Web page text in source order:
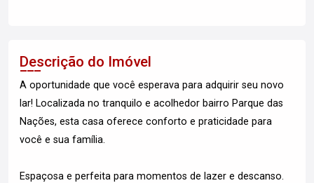
Descrição do Imóvel
A oportunidade que você esperava para adquirir seu novo
lar! Localizada no tranquilo e acolhedor bairro Parque das
Nações, esta casa oferece conforto e praticidade para
você e sua família.
Espaçosa e perfeita para momentos de lazer e descanso.